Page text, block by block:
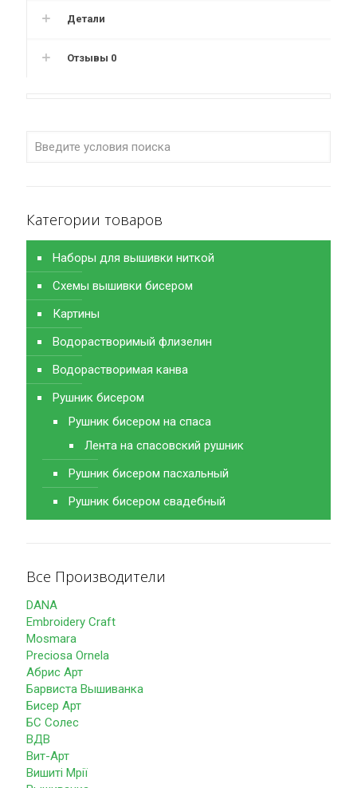
Детали
Отзывы 0
Категории товаров
Наборы для вышивки ниткой
Схемы вышивки бисером
Картины
Водорастворимый флизелин
Водорастворимая канва
Рушник бисером
Рушник бисером на спаса
Лента на спасовский рушник
Рушник бисером пасхальный
Рушник бисером свадебный
Все Производители
DANA
Embroidery Craft
Mosmara
Preciosa Ornela
Абрис Арт
Барвиста Вышиванка
Бисер Арт
БС Солес
ВДВ
Вит-Арт
Вишиті Мрії